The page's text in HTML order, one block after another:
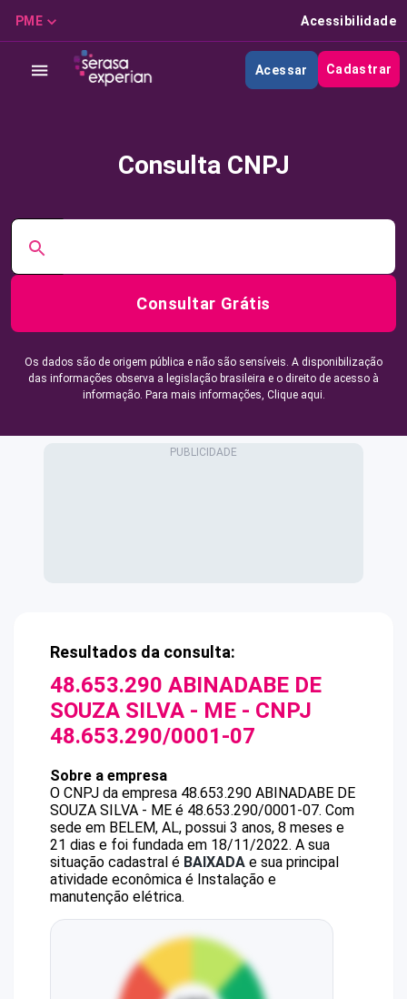
PME Acessibilidade
Acessar Cadastrar
Consulta CNPJ
Consultar Grátis
Os dados são de origem pública e não são sensíveis. A disponibilização
das informações observa a legislação brasileira e o direito de acesso à
informação. Para mais informações, Clique aqui.
Resultados da consulta:
48.653.290 ABINADABE DE
SOUZA SILVA - ME - CNPJ
48.653.290/0001-07
Sobre a empresa
O CNPJ da empresa 48.653.290 ABINADABE DE
SOUZA SILVA - ME é 48.653.290/0001-07. Com
sede em BELEM, AL, possui 3 anos, 8 meses e
21 dias e foi fundada em 18/11/2022. A sua
situação cadastral é BAIXADA e sua principal
atividade econômica é Instalação e
manutenção elétrica.